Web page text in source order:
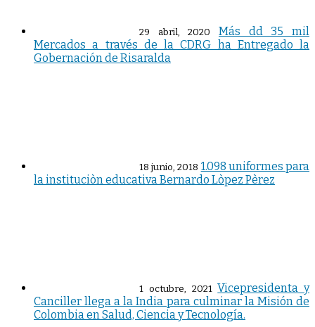
29 abril, 2020
Más dd 35 mil
Mercados a través de la CDRG ha Entregado la
Gobernación de Risaralda
18 junio, 2018 1.098 uniformes para
la instituciòn educativa Bernardo Lòpez Pèrez
1 octubre, 2021 Vicepresidenta y
Canciller llega a la India para culminar la Misión de
Colombia en Salud, Ciencia y Tecnología.